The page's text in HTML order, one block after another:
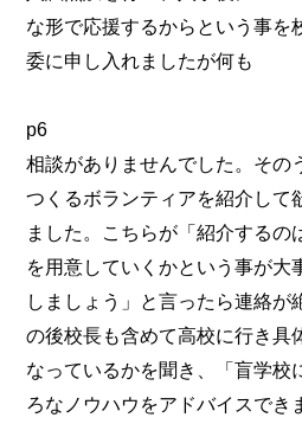
な形で応援するからという事を
委に申し入れましたが何も
p6
相談がありませんでした。その
つくるボランティアを紹介して
ました。こちらが「紹介するの
を用意していくかという事が大
しましょう」と言ったら連絡が
の後校長も含めて高校に行き具
なっているかを聞き、「盲学校
ろなノウハウをアドバイスでき